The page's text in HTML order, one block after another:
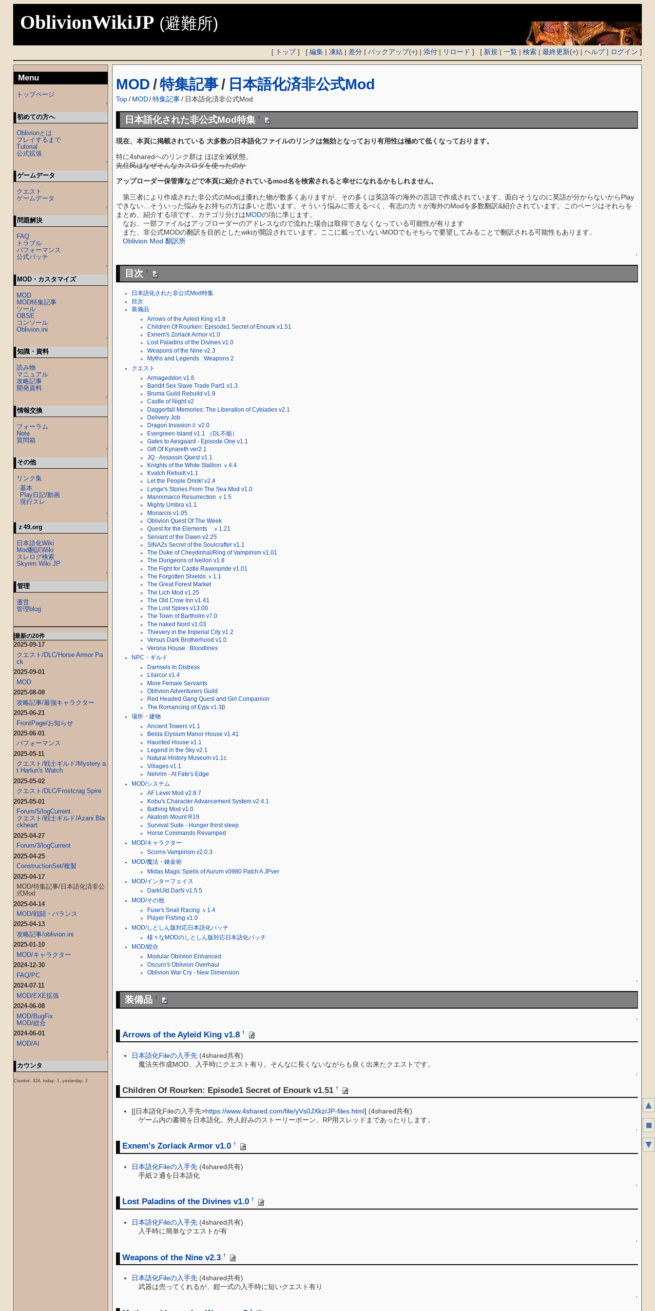
OblivionWikiJP (避難所)
[ トップ] [編集 |凍結 | 差分 |バックアップ(+) |添付 | リロード ] [ 新規 |一覧 |検索 |最終更新(+) |ヘルプ| ログイン ]
MOD /特集記事 / 日本語化済非公式Mod
Top / MOD/ 特集記事/ 日本語化済非公式Mod
日本語化された非公式Mod特集 †
現在、本頁に掲載されている 大多数の日本語化ファイルのリンクは無効となっており有用性は極めて低くなっております。
特に4sharedへのリンク群は ほぼ全滅状態。
先住民はなぜそんなカスロダを使ったのか
アップローダー保管庫などで本頁に紹介されているmod名を検索されると幸せになれるかもしれません。
第三者により作成された非公式のModは優れた物が数多くありますが、その多くは英語等の海外の言語で作成されています。面白そうなのに英語が分からないからPlay
できない…そういった悩みをお持ちの方は多いと思います。そういう悩みに答えるべく、有志の方々が海外のModを多数翻訳&紹介されています。このページはそれらを
まとめ、紹介する項です。カテゴリ分けはMODの項に準じます。
なお、一部ファイルはアップローダーのアドレスなので流れた場合は取得できなくなっている可能性が有ります
また、非公式MODの翻訳を目的としたwikiが開設されています。ここに載っていないMODでもそちらで要望してみることで翻訳される可能性もあります。
Oblivion Mod 翻訳所
↑
目次 †
日本語化された非公式Mod特集
目次
装備品
Arrows of the Ayleid King v1.8
Children Of Rourken: Episode1 Secret of Enourk v1.51
Exnem's Zorlack Armor v1.0
Lost Paladins of the Divines v1.0
Weapons of the Nine v2.3
Myths and Legends : Weapons 2
クエスト
Armageddon v1.6
Bandit Sex Slave Trade Part1 v1.3
Bruma Guild Rebuild v1.9
Castle of Night v2
Daggerfall Memories: The Liberation of Cybiades v2.1
Delivery Job
Dragon InvasionⅡ v2.0
Evergreen Island v1.1 （DL不能）
Gates to Aesgaard - Episode One v1.1
Gift Of Kynareth ver2.1
JQ - Assassin Quest v1.1
Knights of the White Stallion ｖ4.4
Kvatch Rebuilt v1.1
Let the People Drink! v2.4
Lynge's Stories From The Sea Mod v1.0
Mannimarco Resurrection ｖ1.5
Mighty Umbra v1.1
Moriarcis v1.05
Oblivion Quest Of The Week
Quest for the Elements ｖ1.21
Servant of the Dawn v2.25
SINAZs Secret of the Soulcrafter v1.1
The Duke of Cheydinhal/Ring of Vampirism v1.01
The Dungeons of Ivellon v1.8
The Fight for Castle Ravenpride v1.01
The Forgotten Shields ｖ1.1
The Great Forest Market
The Lich Mod v1.25
The Old Crow Inn v1.41
The Lost Spires v13.00
The Town of Bartholm v7.0
The naked Nord v1.03
Thievery in the Imperial City v1.2
Versus Dark Brotherhood v1.0
Verona House : Bloodlines
NPC・ギルド
Damsels In Distress
Lilarcor v1.4
More Female Servants
Oblivion Adventurers Guild
Red Headed Gang Quest and Girl Companion
The Romancing of Eyja v1.3β
場所・建物
Ancient Towers v1.1
Belda Elysium Manor House v1.41
Haunted House v1.1
Legend in the Sky v2.1
Natural History Museum v1.1c
Villages v1.1
Nehrim - At Fate's Edge
MOD/システム
AF Level Mod v2.8.7
Kobu's Character Advancement System v2.4.1
Bathing Mod v1.0
Akatosh Mount R19
Survival Suite - Hunger thirst sleep
Horse Commands Revamped
MOD/キャラクター
Scorns Vampirism v2.0.3
MOD/魔法・錬金術
Midas Magic Spells of Aurum v0980 Patch A JPver
MOD/インターフェイス
DarkUId DarN v1.5.5
MOD/その他
Fuse's Snail Racing ｖ1.4
Player Fishing v1.0
MOD/しとしん版対応日本語化パッチ
様々なMODのしとしん版対応日本語化パッチ
MOD/総合
Modular Oblivion Enhanced
Oscuro's Oblivion Overhaul
Oblivion War Cry - New Dimension
↑
装備品 †
↑
Arrows of the Ayleid King v1.8 †
日本語化Fileの入手先(4shared共有)
魔法矢作成MOD、入手時にクエスト有り。そんなに長くないながらも良く出来たクエストです。
↑
Children Of Rourken: Episode1 Secret of Enourk v1.51 †
[[日本語化Fileの入手先>https://www.4shared.com/file/yVs0JXkz/JP-files.html] (4shared共有)
ゲーム内の書簡を日本語化。外人好みのストーリーボーン、RP用スレッドまであったりします。
↑
Exnem's Zorlack Armor v1.0 †
日本語化Fileの入手先(4shared共有)
手紙２通を日本語化
↑
Lost Paladins of the Divines v1.0 †
日本語化Fileの入手先(4shared共有)
入手時に簡単なクエストが有
↑
Weapons of the Nine v2.3 †
日本語化Fileの入手先(4shared共有)
武器は売ってくれるが、鎧一式の入手時に短いクエスト有り
↑
Menu
トップページ
↑
初めての方へ
Oblivionとは
プレイするまで
Tutorial
公式拡張
↑
ゲームデータ
クエスト
ゲームデータ
↑
問題解決
FAQ
トラブル
パフォーマンス
公式パッチ
↑
MOD・カスタマイズ
MOD
MOD特集記事
ツール
OBSE
コンソール
Oblivion.ini
↑
知識・資料
読み物
マニュアル
攻略記事
開発資料
↑
情報交換
フォーラム
Note
質問箱
↑
その他
リンク集
基本
Play日記/動画
現行スレ
↑
ｚ49.org
日本語化Wiki
Mod翻訳Wiki
スレログ検索
Skyrim Wiki JP
↑
管理
運営
管理blog
最新の20件
2025-09-17
クエスト/DLC/Horse Armor Pa
ck
2025-09-01
MOD
2025-08-08
攻略記事/最強キャラクター
2025-06-21
FrontPage/お知らせ
2025-06-01
パフォーマンス
2025-05-11
クエスト/戦士ギルド/Mystery a
t Harlun's Watch
2025-05-02
クエスト/DLC/Frostcrag Spire
2025-05-01
Forum/5/logCurrent
クエスト/戦士ギルド/Azani Bla
ckheart
2025-04-27
Forum/3/logCurrent
2025-04-25
ConstructionSet/複製
2025-04-17
MOD/特集記事/日本語化済非公
式Mod
2025-04-14
MOD/戦闘・バランス
2025-04-13
攻略記事/oblivion.ini
2025-01-10
MOD/キャラクター
2024-12-30
FAQ/PC
2024-07-11
MOD/EXE拡張
2024-06-08
MOD/BugFix
MOD/総合
2024-06-01
MOD/AI
↑
カウンタ
Counter: 324, today: 1, yesterday: 2
▲
■
▼